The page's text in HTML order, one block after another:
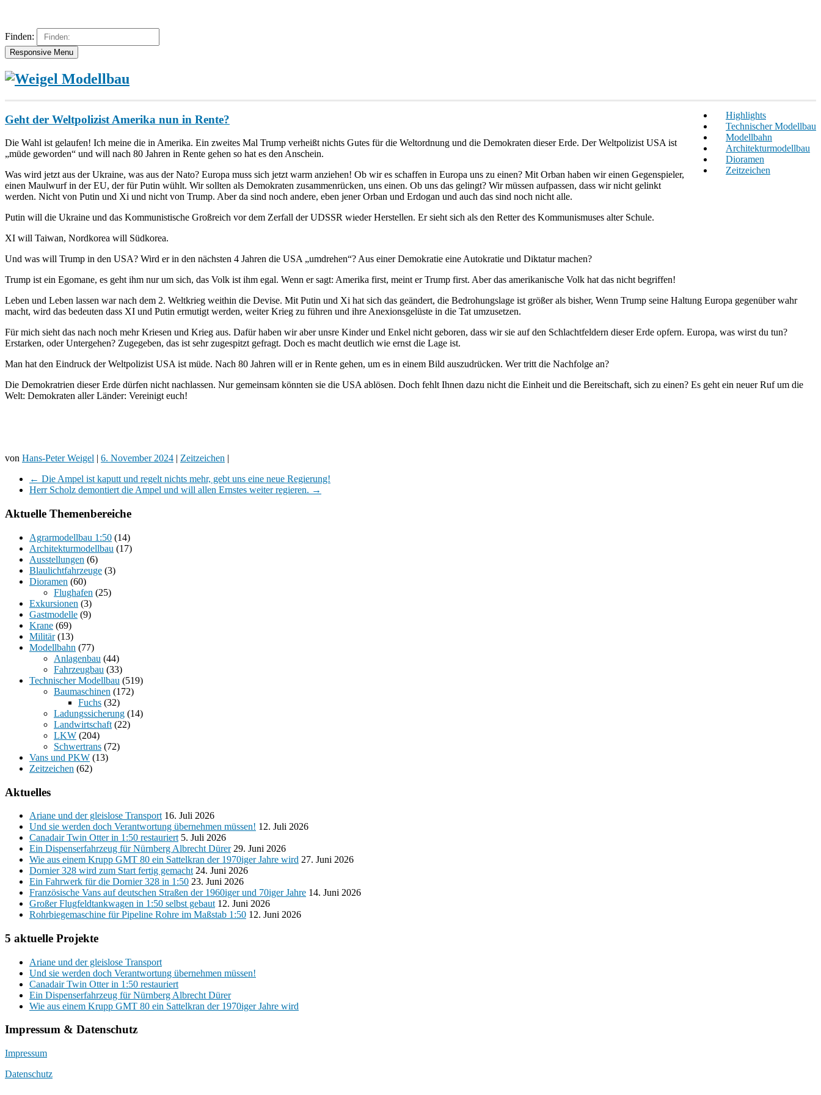
Finden:
Responsive Menu
Highlights
Technischer Modellbau
Modellbahn
Architekturmodellbau
Dioramen
Zeitzeichen
Geht der Weltpolizist Amerika nun in Rente?
Die Wahl ist gelaufen! Ich meine die in Amerika. Ein zweites Mal Trump verheißt nichts Gutes für die Weltordnung und die Demokraten dieser Erde. Der Weltpolizist USA ist
„müde geworden“ und will nach 80 Jahren in Rente gehen so hat es den Anschein.
Was wird jetzt aus der Ukraine, was aus der Nato? Europa muss sich jetzt warm anziehen! Ob wir es schaffen in Europa uns zu einen? Mit Orban haben wir einen Gegenspieler,
einen Maulwurf in der EU, der für Putin wühlt. Wir sollten als Demokraten zusammenrücken, uns einen. Ob uns das gelingt? Wir müssen aufpassen, dass wir nicht gelinkt
werden. Nicht von Putin und Xi und nicht von Trump. Aber da sind noch andere, eben jener Orban und Erdogan und auch das sind noch nicht alle.
Putin will die Ukraine und das Kommunistische Großreich vor dem Zerfall der UDSSR wieder Herstellen. Er sieht sich als den Retter des Kommunismuses alter Schule.
XI will Taiwan, Nordkorea will Südkorea.
Und was will Trump in den USA? Wird er in den nächsten 4 Jahren die USA „umdrehen“? Aus einer Demokratie eine Autokratie und Diktatur machen?
Trump ist ein Egomane, es geht ihm nur um sich, das Volk ist ihm egal. Wenn er sagt: Amerika first, meint er Trump first. Aber das amerikanische Volk hat das nicht begriffen!
Leben und Leben lassen war nach dem 2. Weltkrieg weithin die Devise. Mit Putin und Xi hat sich das geändert, die Bedrohungslage ist größer als bisher, Wenn Trump seine Haltung Europa gegenüber wahr
macht, wird das bedeuten dass XI und Putin ermutigt werden, weiter Krieg zu führen und ihre Anexionsgelüste in die Tat umzusetzen.
Für mich sieht das nach noch mehr Kriesen und Krieg aus. Dafür haben wir aber unsre Kinder und Enkel nicht geboren, dass wir sie auf den Schlachtfeldern dieser Erde opfern. Europa, was wirst du tun?
Erstarken, oder Untergehen? Zugegeben, das ist sehr zugespitzt gefragt. Doch es macht deutlich wie ernst die Lage ist.
Man hat den Eindruck der Weltpolizist USA ist müde. Nach 80 Jahren will er in Rente gehen, um es in einem Bild auszudrücken. Wer tritt die Nachfolge an?
Die Demokratrien dieser Erde dürfen nicht nachlassen. Nur gemeinsam könnten sie die USA ablösen. Doch fehlt Ihnen dazu nicht die Einheit und die Bereitschaft, sich zu einen? Es geht ein neuer Ruf um die
Welt: Demokraten aller Länder: Vereinigt euch!
von Hans-Peter Weigel | 6. November 2024 | Zeitzeichen |
← Die Ampel ist kaputt und regelt nichts mehr, gebt uns eine neue Regierung!
Herr Scholz demontiert die Ampel und will allen Ernstes weiter regieren. →
Aktuelle Themenbereiche
Agrarmodellbau 1:50 (14)
Architekturmodellbau (17)
Ausstellungen (6)
Blaulichtfahrzeuge (3)
Dioramen (60)
Flughafen (25)
Exkursionen (3)
Gastmodelle (9)
Krane (69)
Militär(13)
Modellbahn (77)
Anlagenbau (44)
Fahrzeugbau (33)
Technischer Modellbau (519)
Baumaschinen (172)
Fuchs (32)
Ladungssicherung (14)
Landwirtschaft (22)
LKW (204)
Schwertrans (72)
Vans und PKW (13)
Zeitzeichen (62)
Aktuelles
Ariane und der gleislose Transport 16. Juli 2026
Und sie werden doch Verantwortung übernehmen müssen! 12. Juli 2026
Canadair Twin Otter in 1:50 restauriert 5. Juli 2026
Ein Dispenserfahrzeug für Nürnberg Albrecht Dürer 29. Juni 2026
Wie aus einem Krupp GMT 80 ein Sattelkran der 1970iger Jahre wird 27. Juni 2026
Dornier 328 wird zum Start fertig gemacht 24. Juni 2026
Ein Fahrwerk für die Dornier 328 in 1:50 23. Juni 2026
Französische Vans auf deutschen Straßen der 1960iger und 70iger Jahre 14. Juni 2026
Großer Flugfeldtankwagen in 1:50 selbst gebaut 12. Juni 2026
Rohrbiegemaschine für Pipeline Rohre im Maßstab 1:50 12. Juni 2026
5 aktuelle Projekte
Ariane und der gleislose Transport
Und sie werden doch Verantwortung übernehmen müssen!
Canadair Twin Otter in 1:50 restauriert
Ein Dispenserfahrzeug für Nürnberg Albrecht Dürer
Wie aus einem Krupp GMT 80 ein Sattelkran der 1970iger Jahre wird
Impressum & Datenschutz
Impressum
Datenschutz